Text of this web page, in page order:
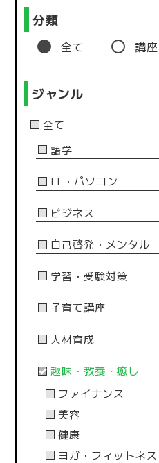
分類
全て 講座
ジャンル
全て
語学
IT・パソコン
ビジネス
自己啓発・メンタル
学習・受験対策
子育て講座
人材育成
趣味・教養・癒し
ファイナンス
美容
健康
ヨガ・フィットネス